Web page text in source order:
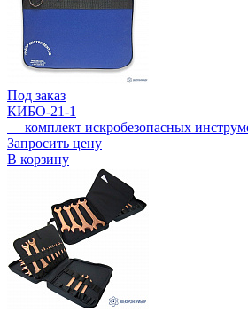
Под заказ
КИБО-21-1
— комплект искробезопасных
Запросить цену
В корзину